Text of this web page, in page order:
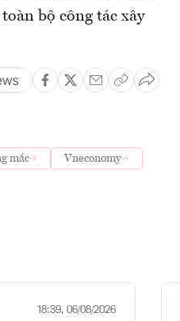
bộ công tác xây
mắc Vneconomy
18:39, 06/08/2026